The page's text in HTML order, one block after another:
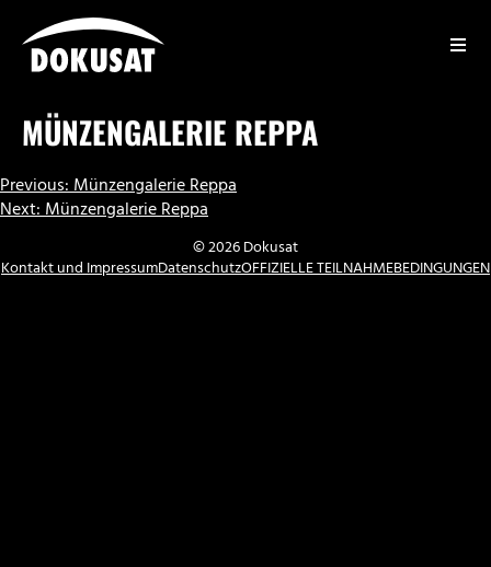
Inhalt
springen
MÜNZENGALERIE REPPA
BEITRAGSNAVIGATION
Previous:Münzengalerie Reppa
Next:Münzengalerie Reppa
© 2026 Dokusat
Kontakt und ImpressumDatenschutzOFFIZIELLE TEILNAHMEBEDINGUNGEN